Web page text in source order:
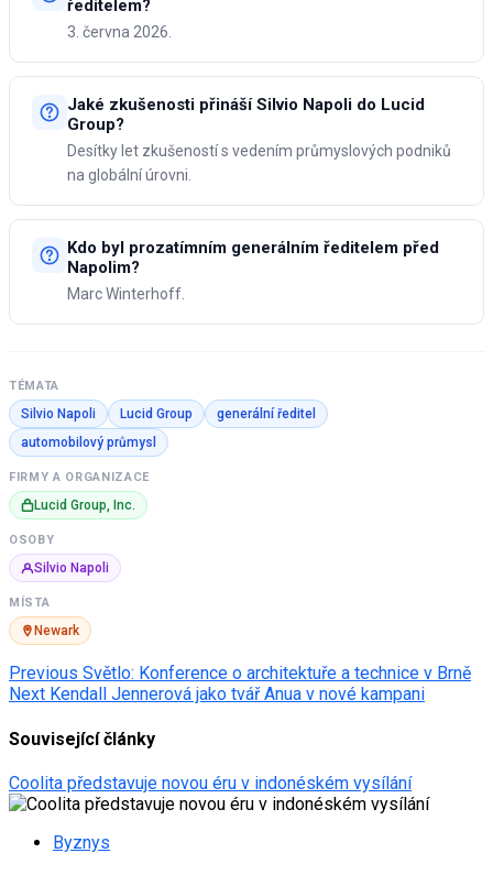
ředitelem?
3. června 2026.
Jaké zkušenosti přináší Silvio Napoli do Lucid
Group?
Desítky let zkušeností s vedením průmyslových podniků
na globální úrovni.
Kdo byl prozatímním generálním ředitelem před
Napolim?
Marc Winterhoff.
TÉMATA
Silvio Napoli Lucid Group
generální ředitel
automobilový průmysl
FIRMY A ORGANIZACE
Lucid Group, Inc.
OSOBY
Silvio Napoli
MÍSTA
Newark
Post
navigation
Previous Světlo: Konference o architektuře a technice v Brně
Next Kendall Jennerová jako tvář Anua v nové kampani
Související články
Coolita představuje novou éru v indonéském vysílání
Byznys